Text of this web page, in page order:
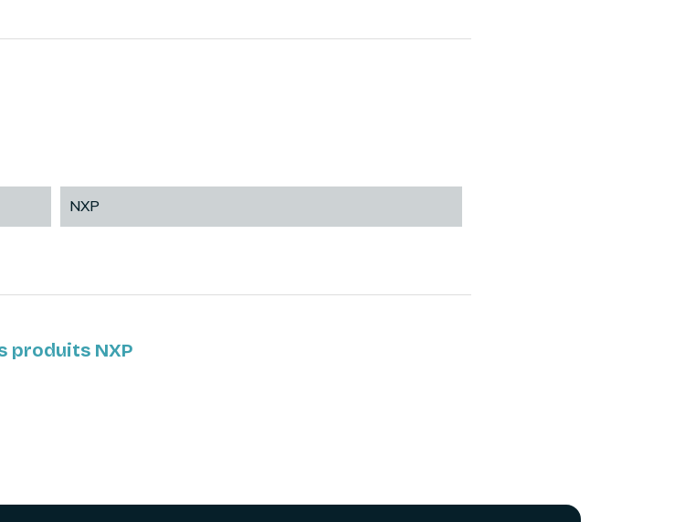
NXP
produits NXP